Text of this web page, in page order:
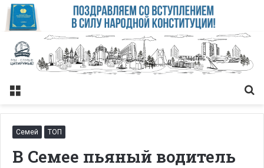
Меню
Семей ТОП
В Семее пьяный водитель